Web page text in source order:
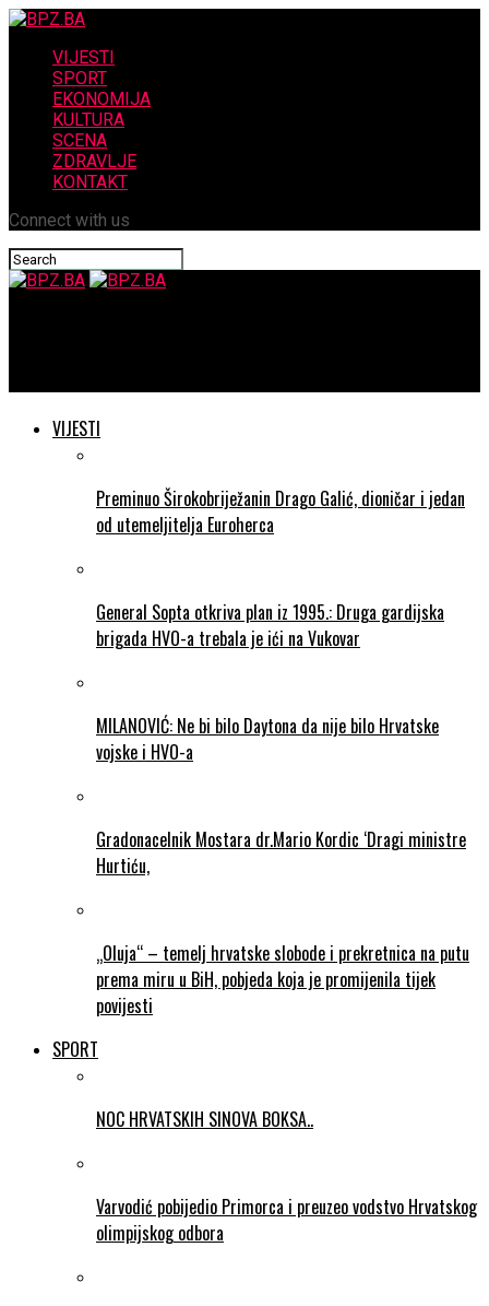
VIJESTI
SPORT
EKONOMIJA
KULTURA
SCENA
ZDRAVLJE
KONTAKT
Connect with us
VIJESTI
Preminuo Širokobriježanin Drago Galić, dioničar i jedan
od utemeljitelja Euroherca
General Sopta otkriva plan iz 1995.: Druga gardijska
brigada HVO-a trebala je ići na Vukovar
MILANOVIĆ: Ne bi bilo Daytona da nije bilo Hrvatske
vojske i HVO-a
Gradonacelnik Mostara dr.Mario Kordic ‘Dragi ministre
Hurtiću,
„Oluja“ – temelj hrvatske slobode i prekretnica na putu
prema miru u BiH, pobjeda koja je promijenila tijek
povijesti
SPORT
NOC HRVATSKIH SINOVA BOKSA..
Varvodić pobijedio Primorca i preuzeo vodstvo Hrvatskog
olimpijskog odbora